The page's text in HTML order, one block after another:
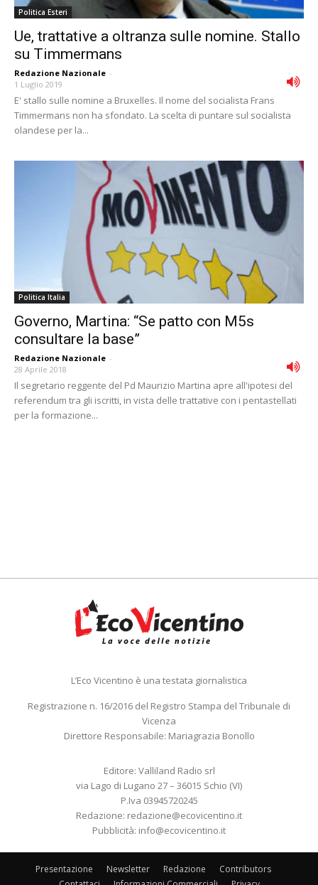
Politica Esteri
Ue, trattative a oltranza sulle nomine. Stallo
su Timmermans
Redazione Nazionale -
1 Luglio 2019
E' stallo sulle nomine a Bruxelles. Il nome del socialista Frans
Timmermans non ha sfondato. La scelta di puntare sul socialista
olandese per la...
Politica Italia
Governo, Martina: “Se patto con M5s
consultare la base”
Redazione Nazionale -
28 Aprile 2018
Il segretario reggente del Pd Maurizio Martina apre all'ipotesi del
referendum tra gli iscritti, in vista delle trattative con i pentastellati
per la formazione...
L’Eco Vicentino è una testata giornalistica
Registrazione n. 16/2016 del Registro Stampa del Tribunale di
Vicenza
Direttore Responsabile: Mariagrazia Bonollo
Editore: Valliland Radio srl
via Lago di Lugano 27 – 36015 Schio (VI)
P.Iva 03945720245
Redazione: redazione@ecovicentino.it
Pubblicità: info@ecovicentino.it
Presentazione Newsletter Redazione
Contributors